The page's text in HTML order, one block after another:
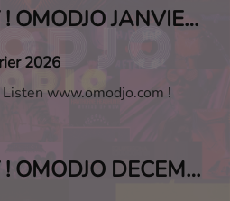
PLAY ! OMODJO JANVIER 2026
2026
Listen www.omodjo.com !
PLAY ! OMODJO DECEMBRE 2025